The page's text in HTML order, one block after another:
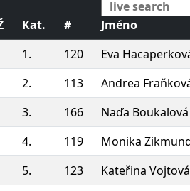
Kat. # Jméno
1. 120 Eva
2. 113 Andrea
3. 166 Naďa Boukalová
4. 119 Monika
5. 123 Kateřina Vojtová